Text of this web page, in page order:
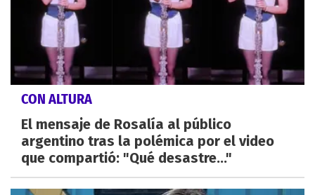
CON ALTURA
El mensaje de Rosalía al público
argentino tras la polémica por el video
que compartió: "Qué desastre..."